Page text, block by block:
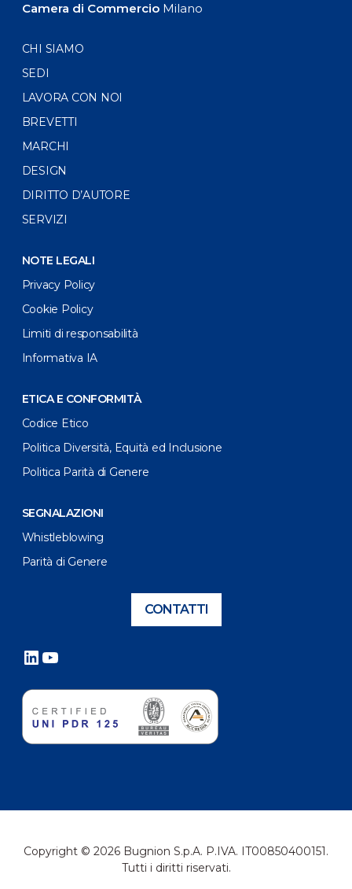
Camera di CommercioMilano
CHI SIAMO
SEDI
LAVORA CON NOI
BREVETTI
MARCHI
DESIGN
DIRITTO D’AUTORE
SERVIZI
NOTE LEGALI
Privacy Policy
Cookie Policy
Limiti di responsabilità
Informativa IA
ETICA E CONFORMITÀ
Codice Etico
Politica Diversità, Equità ed Inclusione
Politica Parità di Genere
SEGNALAZIONI
Whistleblowing
Parità di Genere
CONTATTI
LinkedIn
YouTube
Copyright © 2026 Bugnion S.p.A. P.IVA. IT00850400151.
Tutti i diritti riservati.